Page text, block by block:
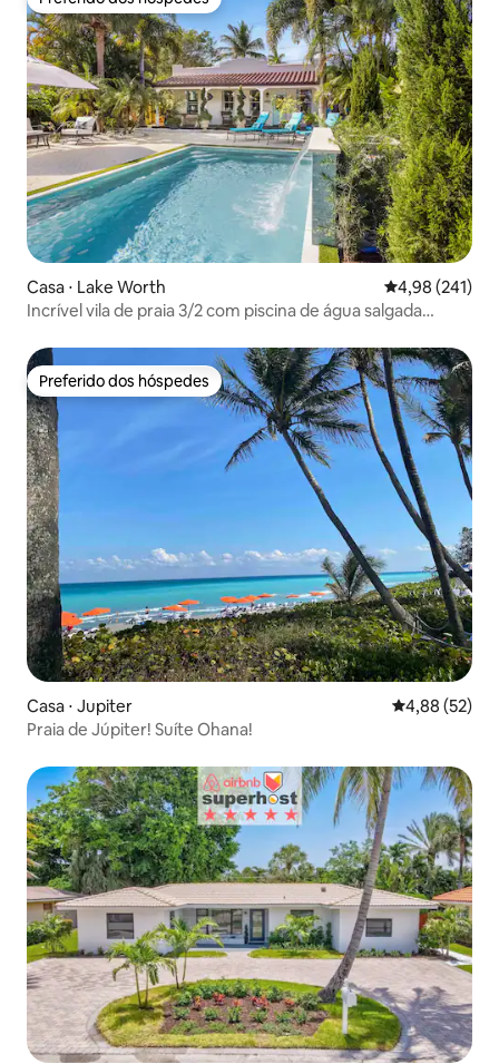
Preferido dos hóspedes
Casa ⋅ Lake Worth 4,98 de uma
4,98 (241)
Incrível vila de praia 3/2 com piscina de água salgada
Preferido dos hóspedes
Preferido dos hóspedes
Casa ⋅ Jupiter 4,88 de uma
4,88 (52)
Praia de Júpiter! Suíte Ohana!